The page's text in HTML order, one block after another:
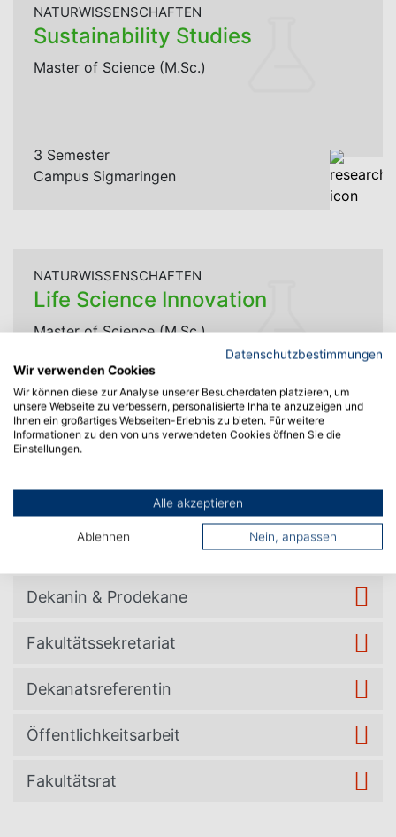
NATURWISSENSCHAFTEN
Sustainability Studies
Master of Science (M.Sc.)
3 Semester
Campus Sigmaringen
NATURWISSENSCHAFTEN
Life Science Innovation
Master of Science (M.Sc.)
Campus Sigmaringen
Kontakt
Dekanin & Prodekane
Fakultätssekretariat
Dekanatsreferentin
Öffentlichkeitsarbeit
Fakultätsrat
Datenschutzbestimmungen
Wir verwenden Cookies
Wir können diese zur Analyse unserer Besucherdaten platzieren, um
unsere Webseite zu verbessern, personalisierte Inhalte anzuzeigen und
Ihnen ein großartiges Webseiten-Erlebnis zu bieten. Für weitere
Informationen zu den von uns verwendeten Cookies öffnen Sie die
Einstellungen.
Alle akzeptieren
Ablehnen Nein, anpassen